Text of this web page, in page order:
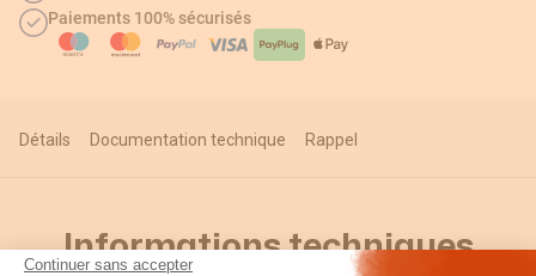
Continuer sans accepter
Paiements 100% sécurisés
Détails Documentation technique Rappel
Informations techniques